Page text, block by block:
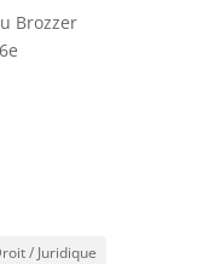
Brozzer
/ Juridique